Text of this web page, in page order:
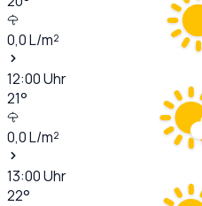
0,0L/m²
12:00Uhr
21°
0,0L/m²
13:00Uhr
22°